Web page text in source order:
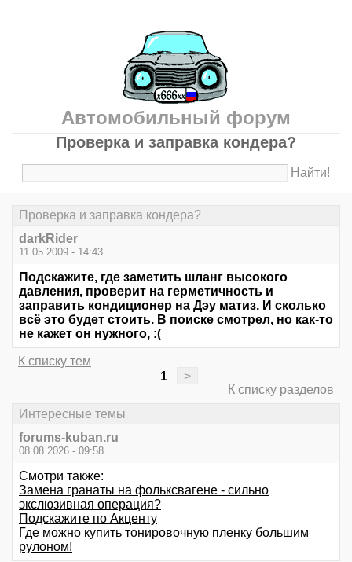
Автомобильный форум
Проверка и заправка кондера?
Найти!
Проверка и заправка кондера?
darkRider
11.05.2009 - 14:43
Подскажите, где заметить шланг высокого
давления, проверит на герметичность и
заправить кондиционер на Дэу матиз. И сколько
всё это будет стоить. В поиске смотрел, но как-то
не кажет он нужного, :(
К списку тем
1
>
К списку разделов
Интересные темы
forums-kuban.ru
08.08.2026 - 09:58
Смотри также:
Замена гранаты на фольксвагене - сильно
экслюзивная операция?
Подскажите по Акценту
Где можно купить тонировочную пленку большим
рулоном!